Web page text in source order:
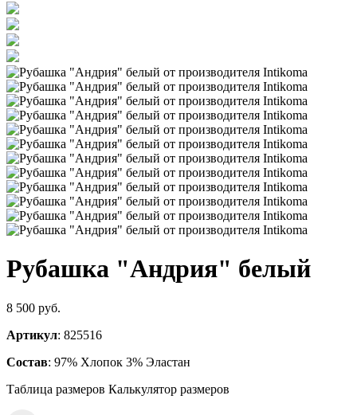
Рубашка "Андрия" белый
8 500 руб.
Артикул: 825516
Состав: 97% Хлопок 3% Эластан
Таблица размеров Калькулятор размеров